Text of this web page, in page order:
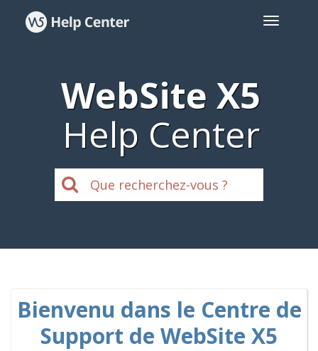
WebSite X5
Help Center
Bienvenu dans le Centre de
Support de WebSite X5